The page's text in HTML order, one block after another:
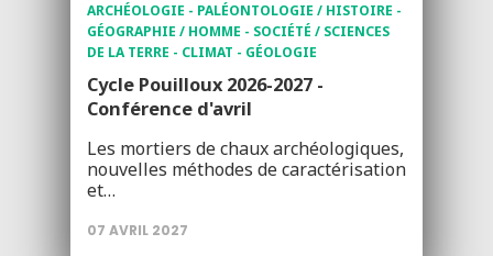
ARCHÉOLOGIE - PALÉONTOLOGIE / HISTOIRE -
GÉOGRAPHIE / HOMME - SOCIÉTÉ / SCIENCES
DE LA TERRE - CLIMAT - GÉOLOGIE
Cycle Pouilloux 2026-2027 -
Conférence d'avril
Les mortiers de chaux archéologiques,
nouvelles méthodes de caractérisation
et…
07 AVRIL 2027